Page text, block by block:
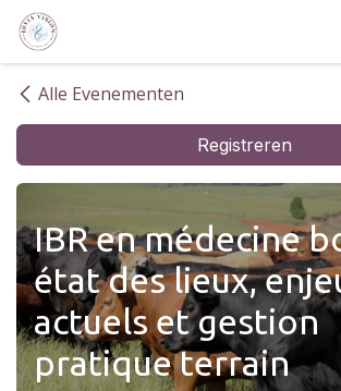
Overslaan naar inhoud
Alle Evenementen
Registreren
IBR en médecine
état des lieux,
actuels et gestion
pratique terrain